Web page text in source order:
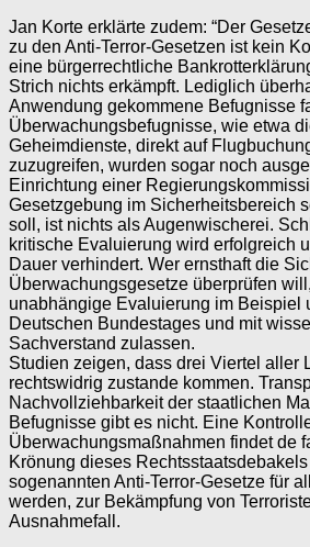
Jan Korte erklärte zudem: “Der
zu den Anti-Terror-Gesetzen ist kein
eine bürgerrechtliche
Strich nichts erkämpft. Lediglich
Anwendung gekommene Befugnisse
Überwachungsbefugnisse, wie etwa
Geheimdienste, direkt auf
zuzugreifen, wurden sogar noch
Einrichtung einer
Gesetzgebung im Sicherheitsbereich
soll, ist nichts als Augenwischerei.
kritische Evaluierung wird erfolgreich
Dauer verhindert. Wer ernsthaft die
Überwachungsgesetze überprüfen
unabhängige Evaluierung im Beispiel
Deutschen Bundestages und mit
Sachverstand zulassen.
Studien zeigen, dass drei Viertel aller
rechtswidrig zustande kommen.
Nachvollziehbarkeit der staatlichen
Befugnisse gibt es nicht. Eine
Überwachungsmaßnahmen findet de
Krönung dieses
sogenannten Anti-Terror-Gesetze für
werden, zur Bekämpfung von
Ausnahmefall.